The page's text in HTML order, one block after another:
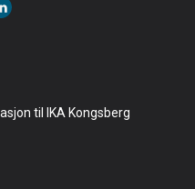
til IKA Kongsberg